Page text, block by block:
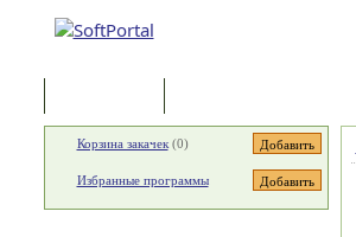
Корзина закачек(0)
Избранные программы